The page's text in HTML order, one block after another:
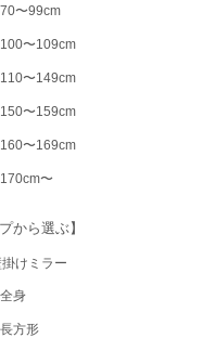
70〜99cm
100〜109cm
110〜149cm
150〜159cm
160〜169cm
170cm〜
から選ぶ】
けミラー
全身
長方形